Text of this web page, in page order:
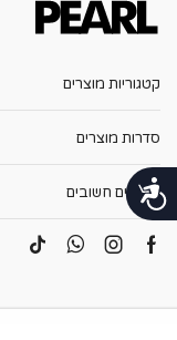
נגישות
קטגוריות מוצרים
סדרות מוצרים
קישורים חשובים